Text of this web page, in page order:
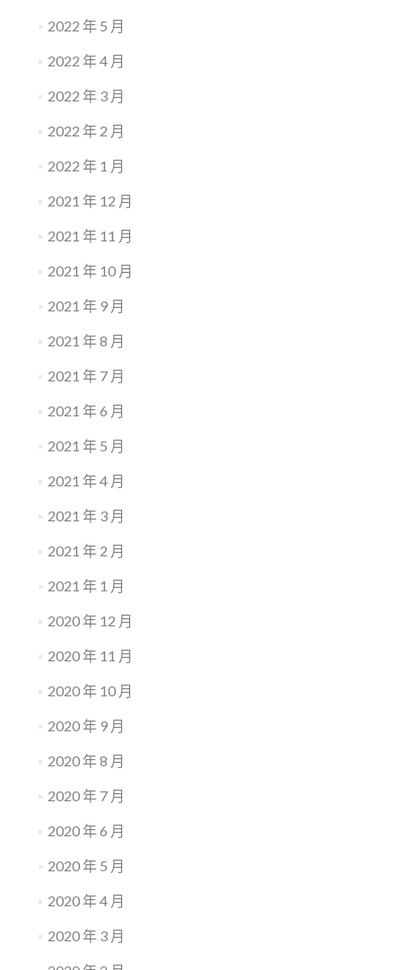
2022 年 5 月
2022 年 4 月
2022 年 3 月
2022 年 2 月
2022 年 1 月
2021 年 12 月
2021 年 11 月
2021 年 10 月
2021 年 9 月
2021 年 8 月
2021 年 7 月
2021 年 6 月
2021 年 5 月
2021 年 4 月
2021 年 3 月
2021 年 2 月
2021 年 1 月
2020 年 12 月
2020 年 11 月
2020 年 10 月
2020 年 9 月
2020 年 8 月
2020 年 7 月
2020 年 6 月
2020 年 5 月
2020 年 4 月
2020 年 3 月